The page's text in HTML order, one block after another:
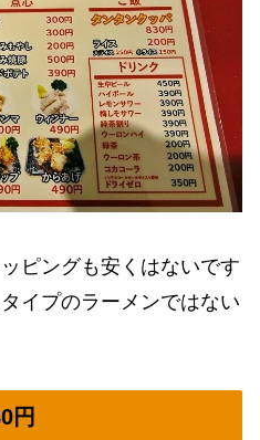
ピングも安くはないです
イプのラーメンではない
円